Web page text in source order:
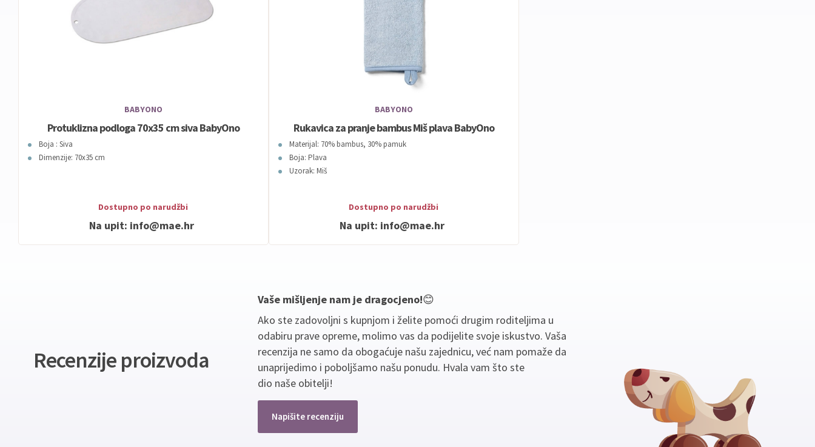
BABYONO
Protuklizna podloga 70x35 cm siva BabyOno
Boja : Siva
Dimenzije: 70x35 cm
Dostupno po narudžbi
Na upit: info@mae.hr
BABYONO
Rukavica za pranje bambus Miš plava BabyOno
Materijal: 70% bambus, 30% pamuk
Boja: Plava
Uzorak: Miš
Dostupno po narudžbi
Na upit: info@mae.hr
Recenzije proizvoda
Vaše mišljenje nam je dragocjeno!😊
Ako ste zadovoljni s kupnjom i želite pomoći drugim roditeljima u
odabiru prave opreme, molimo vas da podijelite svoje iskustvo. Vaša
recenzija ne samo da obogaćuje našu zajednicu, već nam pomaže da
unaprijedimo i poboljšamo našu ponudu. Hvala vam što ste
dio naše obitelji!
Napišite recenziju